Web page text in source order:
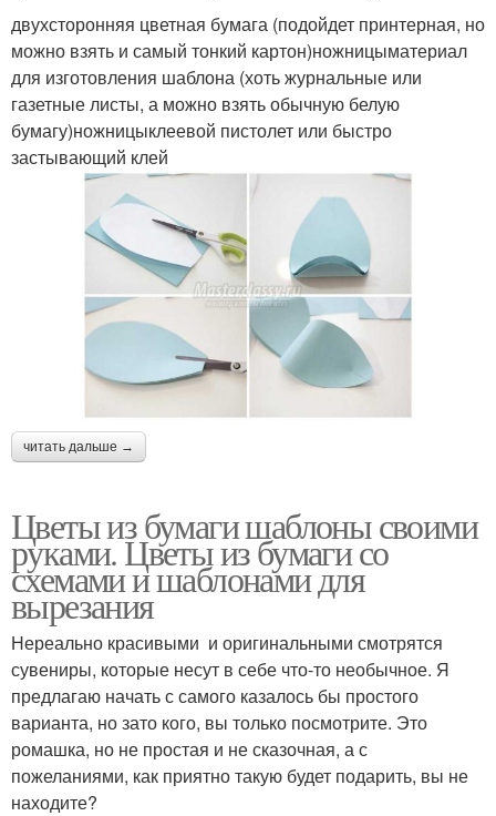
двухсторонняя цветная бумага (подойдет принтерная, но
можно взять и самый тонкий картон)ножницыматериал
для изготовления шаблона (хоть журнальные или
газетные листы, а можно взять обычную белую
бумагу)ножницыклеевой пистолет или быстро
застывающий клей
читать дальше →
Цветы из бумаги шаблоны своими
руками. Цветы из бумаги со
схемами и шаблонами для
вырезания
Нереально красивыми и оригинальными смотрятся
сувениры, которые несут в себе что-то необычное. Я
предлагаю начать с самого казалось бы простого
варианта, но зато кого, вы только посмотрите. Это
ромашка, но не простая и не сказочная, а с
пожеланиями, как приятно такую будет подарить, вы не
находите?